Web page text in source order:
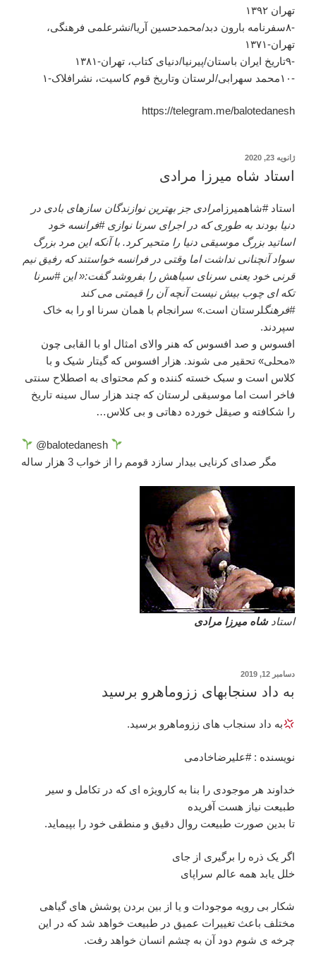
تهران ۱۳۹۲
-۸سفرنامه بارون دبد/محمدحسین آریا/نشرعلمی فرهنگی،
تهران-۱۳۷۱
-۹تاریخ ایران باستان/پیرنیا/دنیای کتاب، تهران-۱۳۸۱
-۱۰محمد سهرابی/لرستان وتاریخ قوم کاسیت، نشرافلاک-۱
https://telegram.me/balotedanesh
نوشته‌شده
در
ژانویه 23, 2020
استاد شاه میرزا مرادی
استاد #شاهمیرزامرادی جز بهترین نوازندگان سازهای بادی در
دنیا بودند به طوری که در اجرای سرنا نوازی #فرانسه خود
اساتید بزرگ موسیقی دنیا را متحیر کرد. با آنکه این مرد بزرگ
سواد آنچنانی نداشت اما وقتی در فرانسه خواستند که رفیق نیم
قرنی خود یعنی سرنای سیاهش را بفروشد گفت:« این #سرنا
تکه ای چوب بیش نیست آنچه آن را قیمتی می کند
#فرهنگلرستان است.» سرانجام با همان سرنا او را به خاک
سپردند.
افسوس و صد افسوس که هنر والای امثال او با القابی چون
«محلی» تحقیر می شوند. هزار افسوس که گیتار شیک و با
کلاس است و سبک خسته کننده و کم محتوای به اصطلاح سنتی
فاخر است اما موسیقی لرستان که چند هزار سال سینه تاریخ
را شکافته و صیقل خورده دهاتی و بی کلاس…
@balotedanesh
مگر صدای کرنایی بیدار سازد قومم را از خواب 3 هزار ساله
استادشاه میرزا مرادی
نوشته‌شده
دسامبر 12, 2019
به داد سنجابهای ززوماهرو برسید
به داد سنجاب های ززوماهرو برسید.
نویسنده : #علیرضاخادمی
خداوند هر موجودی را بنا به کارویژه ای که در تکامل و سیر
طبیعت نیاز هست آفریده
تا بدین صورت طبیعت روال دقیق و منطقی خود را بپیماید.
اگر یک ذره را برگیری از جای
خلل یابد همه عالم سراپای
شکار بی رویه موجودات و یا از بین بردن پوشش های گیاهی
مختلف باعث تغییرات عمیق در طبیعت خواهد شد که در این
چرخه ی شوم دود آن به چشم انسان خواهد رفت.